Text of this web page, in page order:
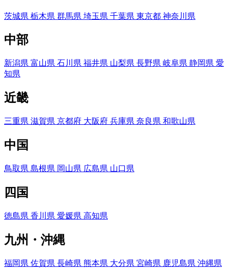
茨城県 栃木県 群馬県 埼玉県 千葉県 東京都 神奈川県
中部
新潟県 富山県 石川県 福井県 山梨県 長野県 岐阜県 静岡県 愛
知県
近畿
三重県 滋賀県 京都府 大阪府 兵庫県 奈良県 和歌山県
中国
鳥取県 島根県 岡山県 広島県 山口県
四国
徳島県 香川県 愛媛県 高知県
九州・沖縄
福岡県 佐賀県 長崎県 熊本県 大分県 宮崎県 鹿児島県 沖縄県